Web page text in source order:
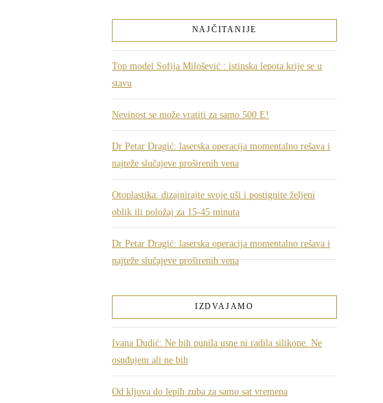
NAJČITANIJE
Top model Sofija Milošević : istinska lepota krije se u
stavu
Nevinost se može vratiti za samo 500 E!
Dr Petar Dragić: laserska operacija momentalno rešava i
najteže slučajeve proširenih vena
Otoplastika: dizajnirajte svoje uši i postignite željeni
oblik ili položaj za 15-45 minuta
Dr Petar Dragić: laserska operacija momentalno rešava i
najteže slučajeve proširenih vena
IZDVAJAMO
Ivana Dudić: Ne bih punila usne ni radila silikone. Ne
osuđujem ali ne bih
Od kljova do lepih zuba za samo sat vremena